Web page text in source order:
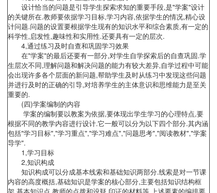
设计恰当的问题是引导学生探索求知的重要手段,是"学案"设计
的关键所在.教师要依据学习目标,学习内容,依据学生的情况,精心设
计问题.问题的设置要根据学生现有的知识水平和综合素质,有一定的
科学性,启发性,趣味性和实用性.还要具有一定的层次.
4,通过练习及时自查和巩固学习效果
在"学案"的最后还要有一部分,对学生自学探索后的自查巩固.学
生层次不同,理解问题和解决问题的能力有较大差异,自学过程中可能
会出现许多各个层面的新问题,帮助学生及时从练习中发现这些问题
并进行及时的正确的引导,对培养学生的主体意识和思维能力是至关
重要的.
(四)学案编制的内容
学案的编制要以教案为依据,要体现出学生学习的心理特点,要
根据不同的教学内容进行设计.它一般可以分为以下四个部分.其内涵
包括"学习目标","学习重点","学习难点","问题思考","阅读教材","学案
导学".
1,学习目标
2,知识构成
知识构成可以分成基本线索和基础知识两部分.线索是对一节课
内容的高度概括,基础知识是学案的核心部分,主要包括知识结构框
架,基本知识点,教师的点拨和设疑,印证的材料等.上述要素的编排要